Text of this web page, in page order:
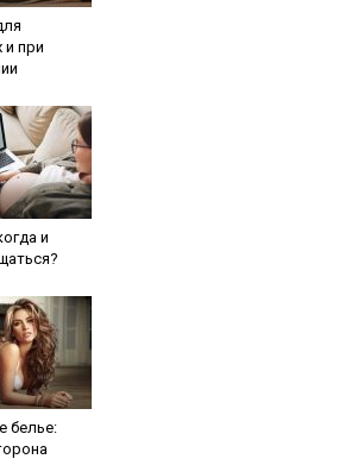
и при
и
белье: